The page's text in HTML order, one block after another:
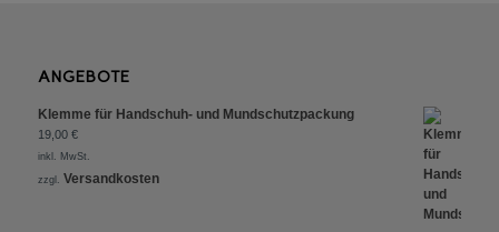
ANGEBOTE
Klemme für Handschuh- und Mundschutzpackung
19,00 €
inkl. MwSt.
zzgl. Versandkosten